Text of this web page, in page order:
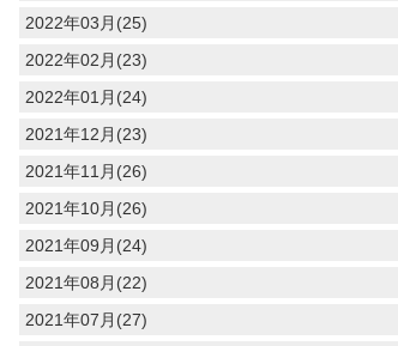
2022年03月(25)
2022年02月(23)
2022年01月(24)
2021年12月(23)
2021年11月(26)
2021年10月(26)
2021年09月(24)
2021年08月(22)
2021年07月(27)